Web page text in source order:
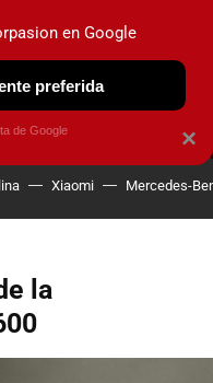
NUEVO
OBSERVATORIO
Xiaomi Mercedes-
la
×
en Google
preferida
de Google